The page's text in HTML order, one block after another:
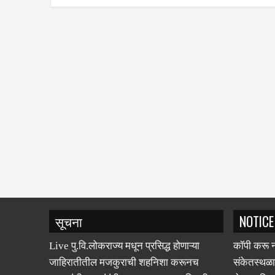
सूचना
Live पु.वि.लोकराज्य मधून प्रसिद्ध होणाऱ्या
जाहिरातीतील मजकुराची शहनिशा करूनच
NOTICE
कॉपी करू